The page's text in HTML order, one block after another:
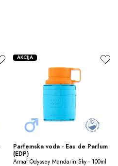
Parfemska voda - Eau de Parfum
(EDP)
Armaf Odyssey Mandarin Sky - 100ml
AKCIJA